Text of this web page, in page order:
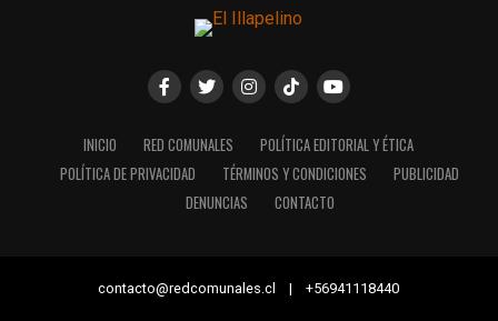
INICIO RED COMUNALES
POLÍTICA EDITORIAL Y ÉTICA
POLÍTICA DE PRIVACIDAD
TÉRMINOS Y CONDICIONES
PUBLICIDAD
DENUNCIAS
CONTACTO
contacto@redcomunales.cl | +56941118440